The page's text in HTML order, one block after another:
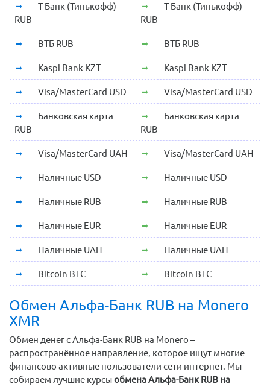
Т-Банк (Тинькофф)
RUB
Т-Банк (Тинькофф)
RUB
ВТБ RUB ВТБ RUB
Kaspi Bank KZT Kaspi Bank KZT
Visa/MasterCard USD Visa/MasterCard USD
Банковская карта
RUB
Банковская карта
RUB
Visa/MasterCard UAH Visa/MasterCard UAH
Наличные USD Наличные USD
Наличные RUB Наличные RUB
Наличные EUR Наличные EUR
Наличные UAH Наличные UAH
Bitcoin BTC Bitcoin BTC
Обмен Альфа-Банк RUB на Monero
XMR
Обмен денег с Альфа-Банк RUB на Monero –
распространённое направление, которое ищут многие
финансово активные пользователи сети интернет. Мы
собираем лучшие курсыобмена Альфа-Банк RUB на